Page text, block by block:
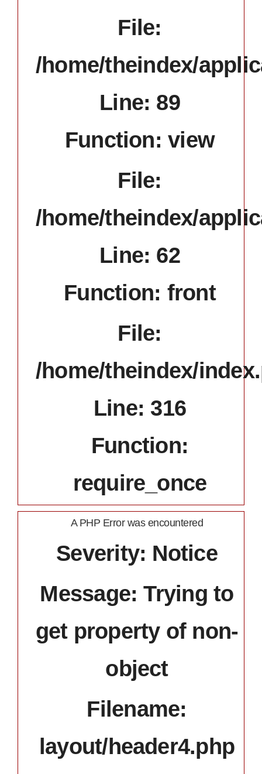
File:
/home/theindex/
Line: 89
Function: view
File:
/home/theindex/
Line: 62
Function: front
File:
/home/theindex/
Line: 316
Function:
require_once
A PHP Error was encountered
Severity: Notice
Message: Trying to
get property of non-
object
Filename:
layout/header4.php